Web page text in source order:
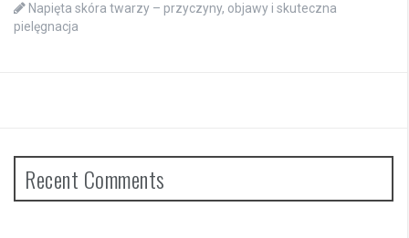
Napięta skóra twarzy – przyczyny, objawy i skuteczna
pielęgnacja
Recent Comments